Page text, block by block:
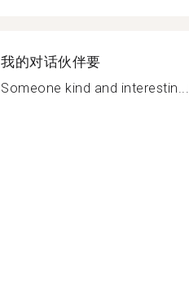
我的对话伙伴要
Someone kind and interestin...